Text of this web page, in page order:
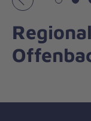
Vorheriges